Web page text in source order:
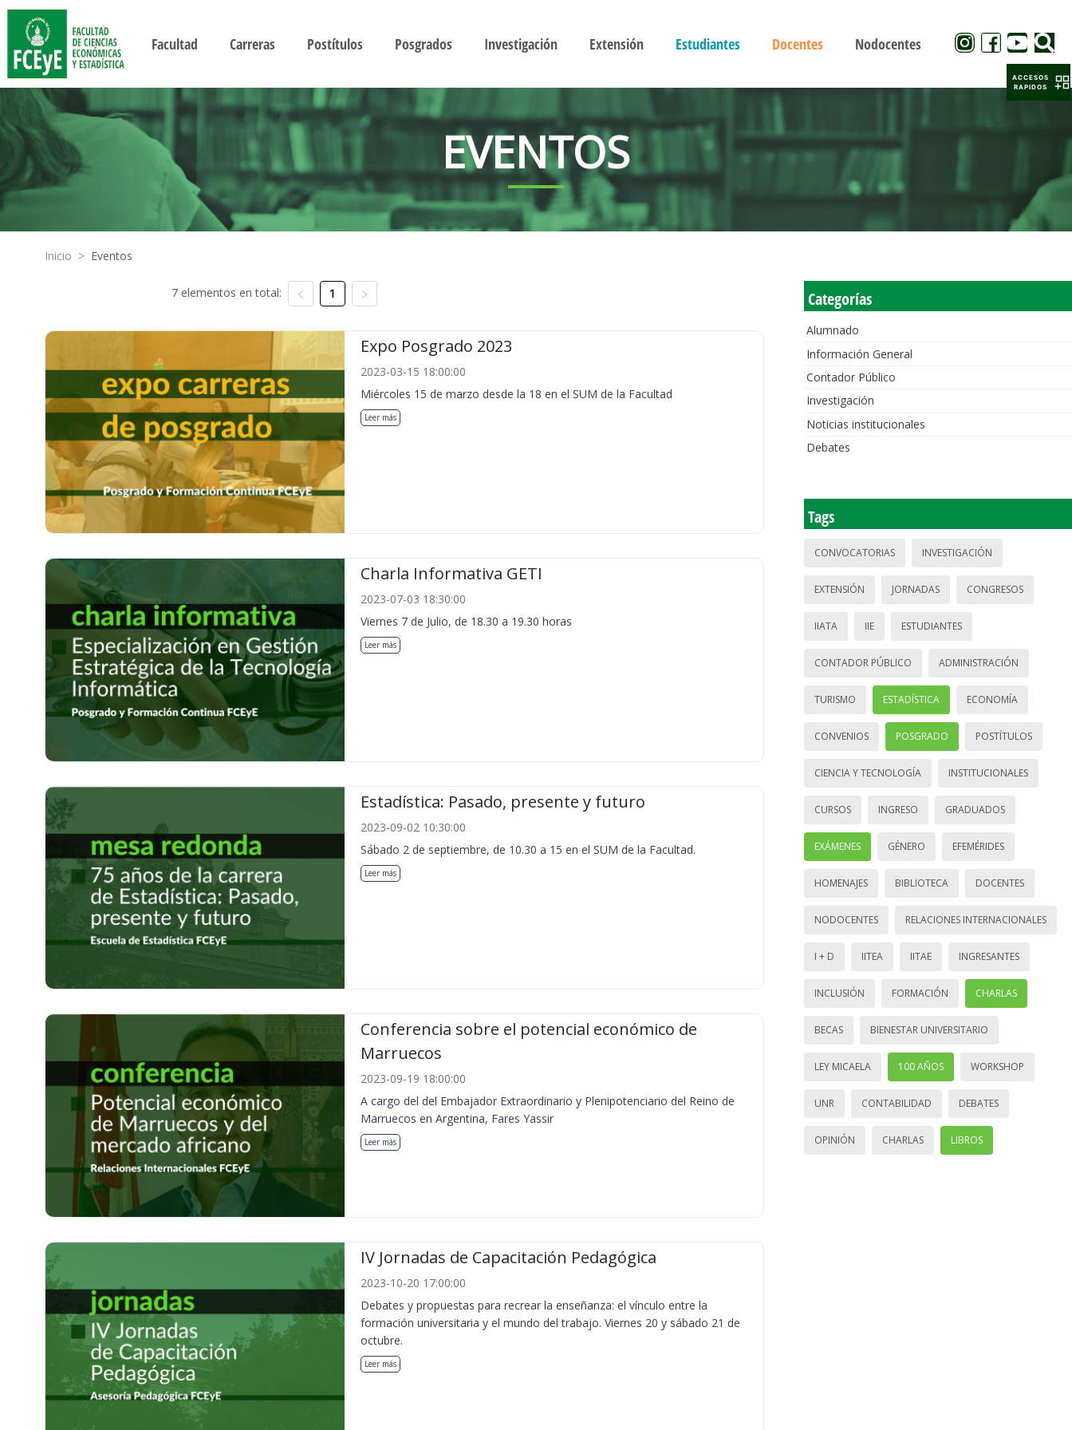
Facultad Carreras Postítulos Posgrados Investigación Extensión Estudiantes Docentes Nodocentes
EVENTOS
Inicio > Eventos
7 elementos en total: 1
Expo Posgrado 2023
2023-03-15 18:00:00
Miércoles 15 de marzo desde la 18 en el SUM de la Facultad
Leer más
Charla Informativa GETI
2023-07-03 18:30:00
Viernes 7 de Julio, de 18.30 a 19.30 horas
Leer más
Estadística: Pasado, presente y futuro
2023-09-02 10:30:00
Sábado 2 de septiembre, de 10.30 a 15 en el SUM de la Facultad.
Leer más
Conferencia sobre el potencial económico de
Marruecos
2023-09-19 18:00:00
A cargo del del Embajador Extraordinario y Plenipotenciario del Reino de
Marruecos en Argentina, Fares Yassir
Leer más
IV Jornadas de Capacitación Pedagógica
2023-10-20 17:00:00
Debates y propuestas para recrear la enseñanza: el vínculo entre la
formación universitaria y el mundo del trabajo. Viernes 20 y sábado 21 de
octubre.
Leer más
Categorías
Alumnado
Información General
Contador Público
Investigación
Noticias institucionales
Debates
Tags
CONVOCATORIAS INVESTIGACIÓN
EXTENSIÓN JORNADAS CONGRESOS
IIATA IIE ESTUDIANTES
CONTADOR PÚBLICO ADMINISTRACIÓN
TURISMO ESTADÍSTICA ECONOMÍA
CONVENIOS POSGRADO POSTÍTULOS
CIENCIA Y TECNOLOGÍA INSTITUCIONALES
CURSOS INGRESO GRADUADOS
EXÁMENES GÉNERO EFEMÉRIDES
HOMENAJES BIBLIOTECA DOCENTES
NODOCENTES RELACIONES INTERNACIONALES
I + D IITEA IITAE INGRESANTES
INCLUSIÓN FORMACIÓN CHARLAS
BECAS BIENESTAR UNIVERSITARIO
LEY MICAELA 100 AÑOS WORKSHOP
UNR CONTABILIDAD DEBATES
OPINIÓN CHARLAS LIBROS
ACCESOS
RAPIDOS